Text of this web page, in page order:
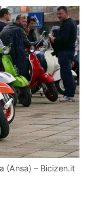
(Ansa) – Bicizen.it